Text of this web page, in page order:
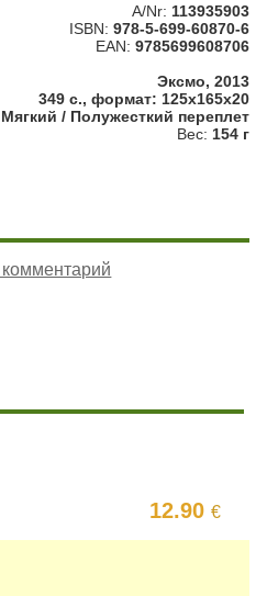
A/Nr: 113935903
ISBN: 978-5-699-60870-6
EAN: 9785699608706
Эксмо, 2013
349 с., формат: 125x165x20
Мягкий / Полужесткий переплет
Вес: 154 г
12.90€